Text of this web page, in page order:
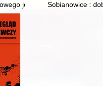
jelenia : rzecz o Marianie
Sobianowice :